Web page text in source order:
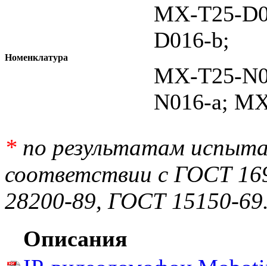
Номенклатура
MX-T25-
D016-b;
MX-T25-
N016-a;
* по результатам
соответствии с ГОСТ
28200-89, ГОСТ 15150-
Описания